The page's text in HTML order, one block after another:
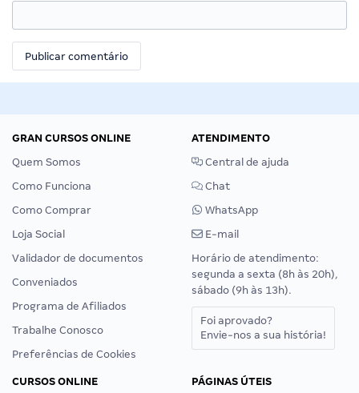
GRAN CURSOS ONLINE
Quem Somos
Como Funciona
Como Comprar
Loja Social
Validador de documentos
Conveniados
Programa de Afiliados
Trabalhe Conosco
Preferências de Cookies
ATENDIMENTO
Central de ajuda
Chat
WhatsApp
E-mail
Horário de atendimento:
segunda a sexta (8h às 20h),
sábado (9h às 13h).
Foi aprovado?
Envie-nos a sua história!
CURSOS ONLINE
PÁGINAS ÚTEIS